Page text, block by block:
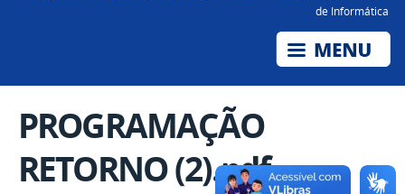
de Informática
PROGRAMAÇÃO
RETORNO (2).pdf